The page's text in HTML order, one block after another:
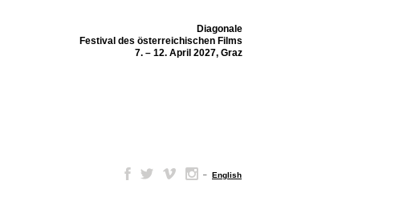
Diagonale
Festival des österreichischen Films
7. – 12. April 2027, Graz
– English